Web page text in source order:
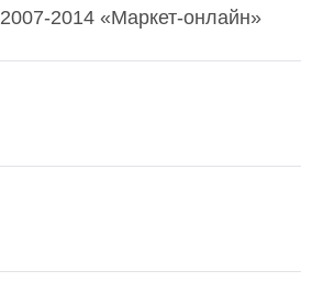
2014 «Маркет-онлайн»